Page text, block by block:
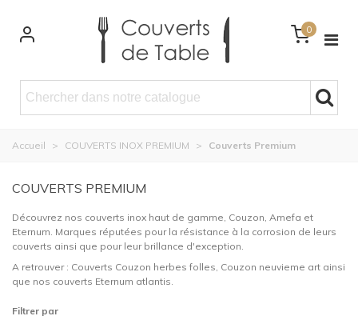
0
Accueil > COUVERTS INOX PREMIUM > Couverts Premium
COUVERTS PREMIUM
Découvrez nos couverts inox haut de gamme, Couzon, Amefa et
Eternum. Marques réputées pour la résistance à la corrosion de leurs
couverts ainsi que pour leur brillance d'exception.
A retrouver : Couverts Couzon herbes folles, Couzon neuvieme art ainsi
que nos couverts Eternum atlantis.
Filtrer par